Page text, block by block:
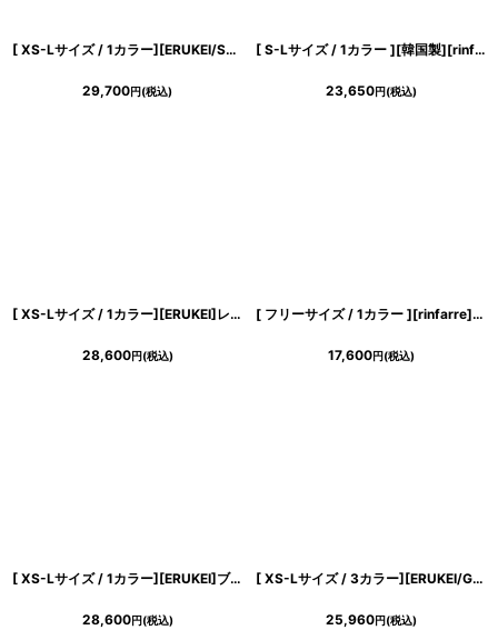
[ XS-Lサイズ / 1カラー][ERUKEI/SETTAN]ホワイト・総レース・フリル袖・フィッシュテール・マーメイド・半袖・ロングドレス・ワンピース[黒木麗奈着用][送料無料]
29,700円(税込)
[ S-Lサイズ / 1カラー ][韓国製][rinfarre]半袖・パフスリーブ・立体フラワーモチーフ・Vネック・タイト・ミディアムドレス・ワンピース[薗田杏奈着用][送料無料]
23,650円(税込)
[ XS-Lサイズ / 1カラー][ERUKEI]レース・リボン・ノースリーブ・シアー・インナーミニ・マキシ丈・セミフレア・ロングドレス[送料無料]
28,600円(税込)
[ フリーサイズ / 1カラー ][rinfarre]花柄・Vネック・カシュクール・七分袖・マキシ・ロングドレス・ラップ・ワンピース[薗田杏奈着用][送料無料]
17,600円(税込)
[ XS-Lサイズ / 1カラー][ERUKEI]ブラック×ホワイト・スカーフ風・切替・ヘムデザイン・ハイネック・ノースリーブ・Aライン・ミディアムドレス・ワンピース[黒木麗奈着用][送料無料]
28,600円(税込)
[ XS-Lサイズ / 3カラー][ERUKEI/GINZA COUTURE]シンプル・フラワーモチーフ・半袖・ベルト付き・Aライン・フレア・ミディアムドレス・ワンピース[送料無料]
25,960円(税込)